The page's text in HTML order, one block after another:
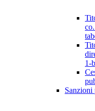
1-
Sanzioni